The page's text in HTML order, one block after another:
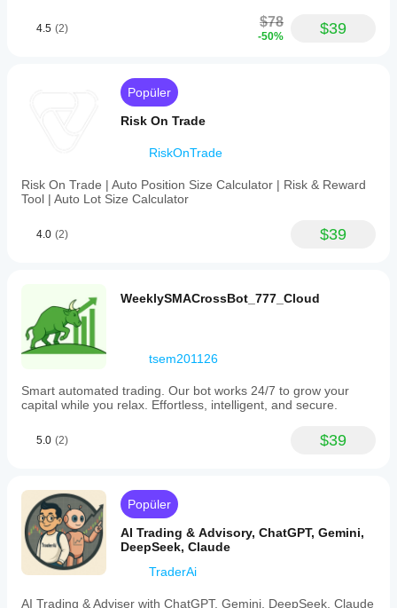
4.5 (2) $78
-50% $39
Popüler
Risk On Trade
RiskOnTrade
Risk On Trade | Auto Position Size Calculator | Risk & Reward
Tool | Auto Lot Size Calculator
4.0 (2) $39
WeeklySMACrossBot_777_Cloud
tsem201126
Smart automated trading. Our bot works 24/7 to grow your
capital while you relax. Effortless, intelligent, and secure.
5.0 (2) $39
Popüler
AI Trading & Advisory, ChatGPT, Gemini,
DeepSeek, Claude
TraderAi
AI Trading & Adviser with ChatGPT, Gemini, DeepSeek, Claude